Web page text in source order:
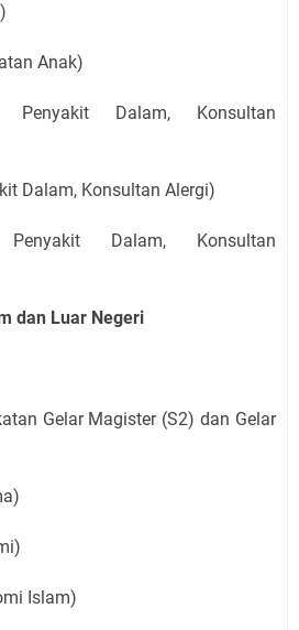
Anak)
Penyakit Dalam, Konsultan
Dalam, Konsultan Alergi)
Dalam, Konsultan
dan Luar Negeri
Gelar Magister (S2) dan Gelar
Islam)